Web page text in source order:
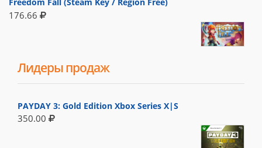
Freedom Fall (Steam Key / Region Free)
176.66
Лидеры продаж
PAYDAY 3: Gold Edition Xbox Series X|S
350.00